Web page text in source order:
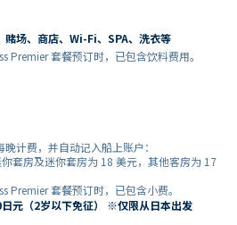
赌场、商店、Wi-Fi、SPA、洗衣等
Premier 套餐预订时，已包含饮料费用。
计费，并自动记入船上账户：
套房及迷你套房为 18 美元，其他客房为 17
Premier 套餐预订时，已包含小费。
元（2岁以下免征） ※仅限从日本出发